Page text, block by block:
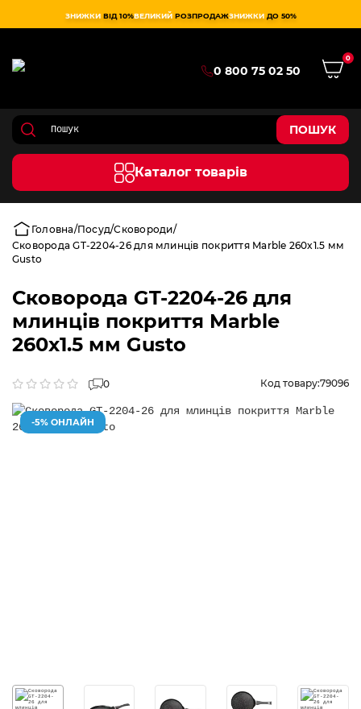
ЗНИЖКИ ВІД 10%ВЕЛИКИЙ РОЗПРОДАЖЗНИЖКИ ДО 50%
0 800 75 02 50
0
ПОШУК
Каталог товарів
Головна Посуд Сковороди
Сковорода GT-2204-26 для млинців покриття Marble 260x1.5 мм
Gusto
Сковорода GT-2204-26 для
млинців покриття Marble
260x1.5 мм Gusto
0 Код товару:79096
-5% ОНЛАЙН